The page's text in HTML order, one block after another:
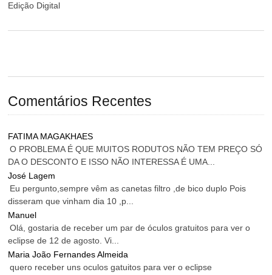
Edição Digital
Comentários Recentes
FATIMA MAGAKHAES
O PROBLEMA É QUE MUITOS RODUTOS NÃO TEM PREÇO SÓ
DA O DESCONTO E ISSO NÃO INTERESSA É UMA...
José Lagem
Eu pergunto,sempre vêm as canetas filtro ,de bico duplo Pois
disseram que vinham dia 10 ,p...
Manuel
Olá, gostaria de receber um par de óculos gratuitos para ver o
eclipse de 12 de agosto. Vi...
Maria João Fernandes Almeida
quero receber uns oculos gatuitos para ver o eclipse